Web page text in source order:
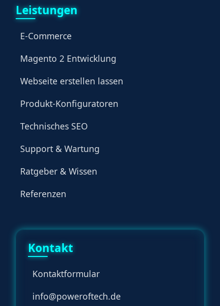
Leistungen
E-Commerce
Magento 2 Entwicklung
Webseite erstellen lassen
Produkt-Konfiguratoren
Technisches SEO
Support & Wartung
Ratgeber & Wissen
Referenzen
Kontakt
Kontaktformular
info@poweroftech.de